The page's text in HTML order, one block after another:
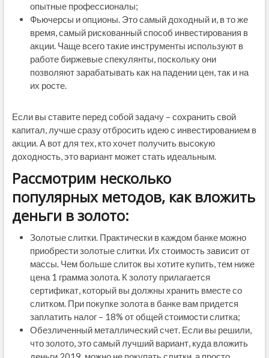
опытные профессионалы;
Фьючерсы и опционы. Это самый доходный и, в то же
время, самый рискованный способ инвестирования в
акции. Чаще всего такие инструменты используют в
работе биржевые спекулянты, поскольку они
позволяют зарабатывать как на падении цен, так и на
их росте.
Если вы ставите перед собой задачу – сохранить свой
капитал, лучше сразу отбросить идею с инвестированием в
акции. А вот для тех, кто хочет получить высокую
доходность, это вариант может стать идеальным.
Рассмотрим несколько
популярных методов, как вложить
деньги в золото:
Золотые слитки. Практически в каждом банке можно
приобрести золотые слитки. Их стоимость зависит от
массы. Чем больше слиток вы хотите купить, тем ниже
цена 1 грамма золота. К золоту прилагается
сертификат, который вы должны хранить вместе со
слитком. При покупке золота в банке вам придется
заплатить налог – 18% от общей стоимости слитка;
Обезличенный металлический счет. Если вы решили,
что золото, это самый лучший вариант, куда вложить